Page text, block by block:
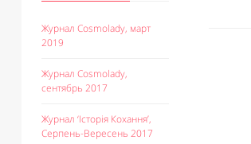
Журнал Cosmolady, март
2019
Журнал Cosmolady,
сентябрь 2017
Журнал ‘Історія Кохання’,
Серпень-Вересень 2017